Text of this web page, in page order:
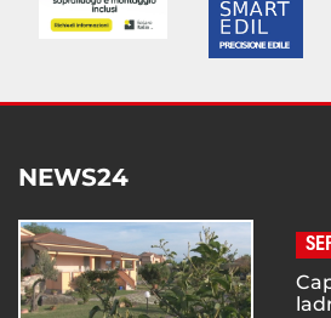
NEWS24